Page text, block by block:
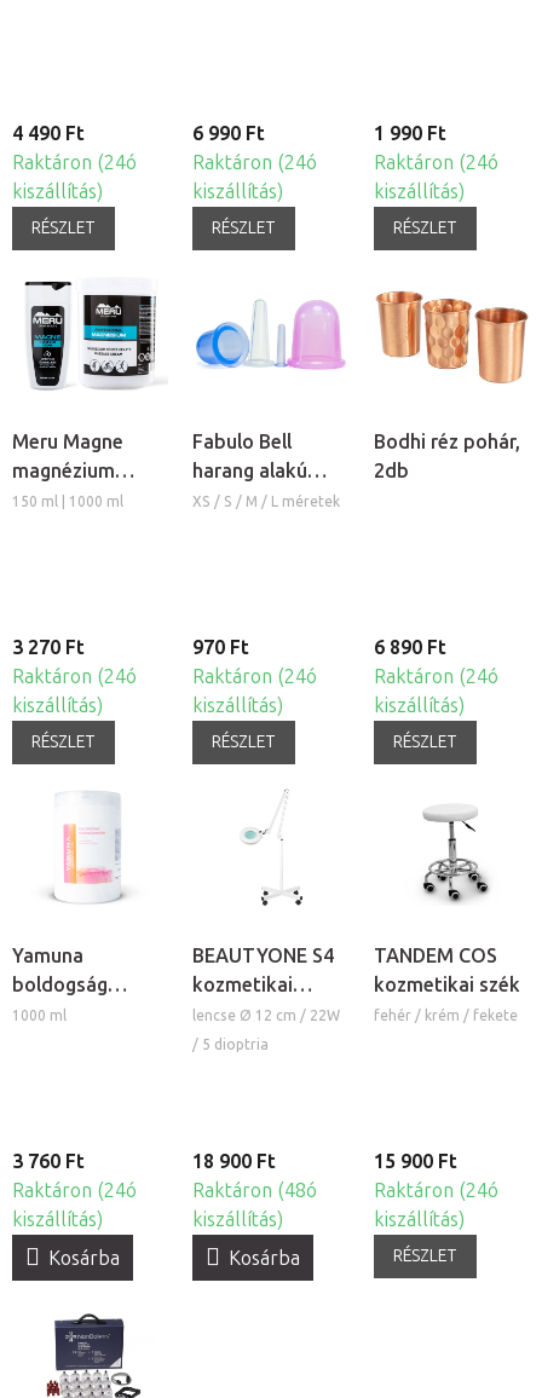
4 490 Ft
Raktáron (24ó
kiszállítás)
RÉSZLET
6 990 Ft
Raktáron (24ó
kiszállítás)
RÉSZLET
1 990 Ft
Raktáron (24ó
kiszállítás)
RÉSZLET
Meru Magne
magnézium
masszázs krém
150 ml | 1000 ml
3 270 Ft
Raktáron (24ó
kiszállítás)
RÉSZLET
Fabulo Bell
harang alakú
szilikon köpöly
XS / S / M / L méretek
970 Ft
Raktáron (24ó
kiszállítás)
RÉSZLET
Bodhi réz pohár,
2db
6 890 Ft
Raktáron (24ó
kiszállítás)
RÉSZLET
Yamuna
boldogság
masszázskrém
1000 ml
3 760 Ft
Raktáron (24ó
kiszállítás)
Kosárba
BEAUTYONE S4
kozmetikai
lámpa nagyítóval
és állvánnyal
lencse Ø 12 cm / 22W
/ 5 dioptria
18 900 Ft
Raktáron (48ó
kiszállítás)
Kosárba
TANDEM COS
kozmetikai szék
fehér / krém / fekete
15 900 Ft
Raktáron (24ó
kiszállítás)
RÉSZLET